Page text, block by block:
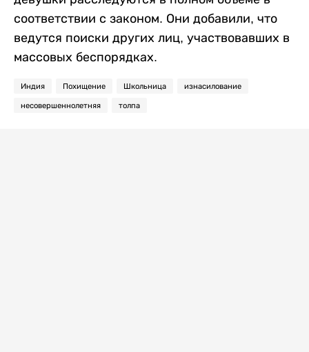
соответствии с законом. Они добавили, что
ведутся поиски других лиц, участвовавших в
массовых беспорядках.
Индия Похищение Школьница изнасилование
несовершеннолетняя толпа